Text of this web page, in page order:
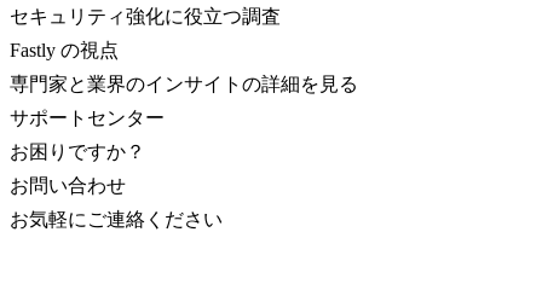
セキュリティ強化に役立つ調査
Fastly の視点
専門家と業界のインサイトの詳細を見る
サポートセンター
お困りですか？
お問い合わせ
お気軽にご連絡ください